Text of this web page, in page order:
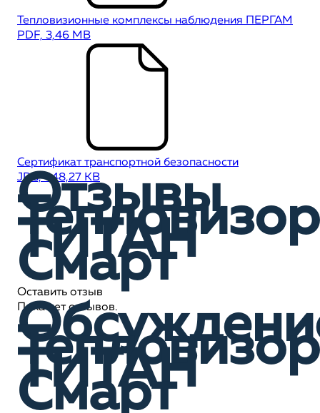
Тепловизионные комплексы наблюдения ПЕРГАМ
PDF, 3,46 MB
Сертификат транспортной безопасности
JPG, 448,27 KB
Отзывы
Тепловизор
ТИТАН
Смарт
Оставить отзыв
Пока нет отзывов.
Тепловизор
ТИТАН
Смарт